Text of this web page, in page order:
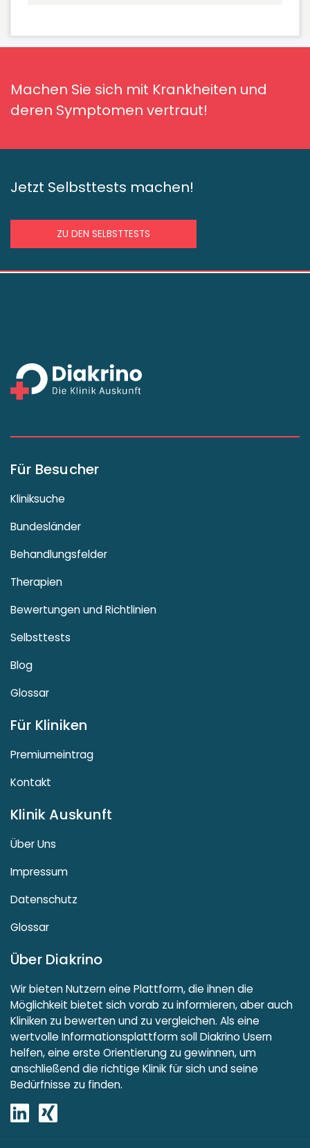
Machen Sie sich mit Krankheiten und
deren Symptomen vertraut!
Jetzt Selbsttests machen!
ZU DEN SELBSTTESTS
Für Besucher
Kliniksuche
Bundesländer
Behandlungsfelder
Therapien
Bewertungen und Richtlinien
Selbsttests
Blog
Glossar
Für Kliniken
Premiumeintrag
Kontakt
Klinik Auskunft
Über Uns
Impressum
Datenschutz
Glossar
Über Diakrino
Wir bieten Nutzern eine Plattform, die ihnen die
Möglichkeit bietet sich vorab zu informieren, aber auch
Kliniken zu bewerten und zu vergleichen. Als eine
wertvolle Informationsplattform soll Diakrino Usern
helfen, eine erste Orientierung zu gewinnen, um
anschließend die richtige Klinik für sich und seine
Bedürfnisse zu finden.